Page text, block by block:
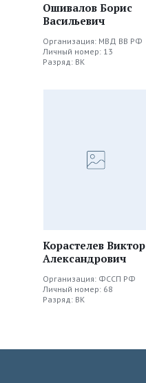
Ошивалов Борис
Васильевич
Организация: МВД ВВ РФ
Личный номер: 13
Разряд: ВК
Корастелев Виктор
Александрович
Организация: ФССП РФ
Личный номер: 68
Разряд: ВК